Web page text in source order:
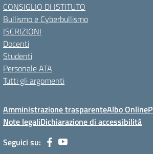
CONSIGLIO DI ISTITUTO
Bullismo e Cyberbullismo
ISCRIZIONI
Docenti
Studenti
Personale ATA
Tutti gli argomenti
Amministrazione trasparenteAlbo Online
Note legaliDichiarazione di accessibilità
Seguici su: